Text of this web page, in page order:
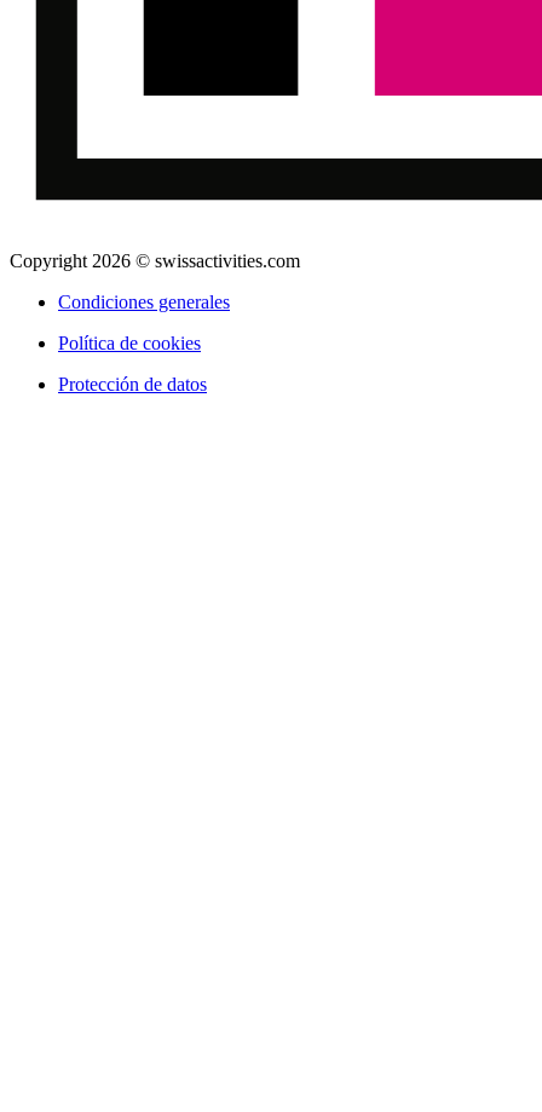
Copyright 2026 © swissactivities.com
Condiciones generales
Política de cookies
Protección de datos